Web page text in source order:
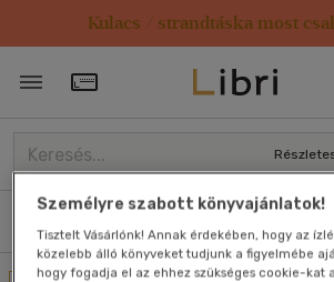
Kulacs / strandtáska most
Törzsvásárlói Kártya adatai
Személyre szabott könyvajánlatok!
Tisztelt Vásárlónk! Annak érdekében, hogy az
közelebb álló könyveket tudjunk a figyelmébe
hogy fogadja el az ehhez szükséges cookie-kat